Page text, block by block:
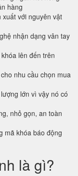
hàng
xuất với nguyên vật
nhận dạng vân tay
lên đến trên
nhu cầu chọn mua
lớn vì vậy nó có
nhỏ gọn, an toàn
mã khóa báo động
là gì?